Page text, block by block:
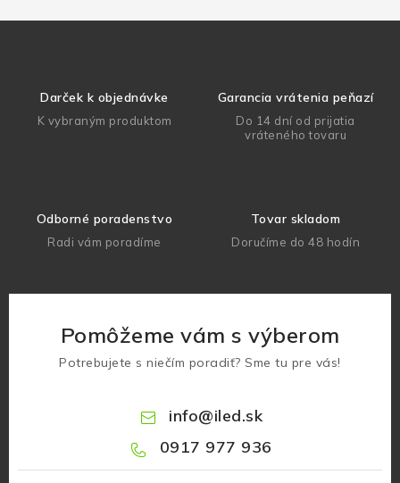
Darček k objednávke
K vybraným produktom
Garancia vrátenia peňazí
Do 14 dní od prijatia
vráteného tovaru
Odborné poradenstvo
Radi vám poradíme
Tovar skladom
Doručíme do 48 hodín
Pomôžeme vám s výberom
Potrebujete s niečím poradiť? Sme tu pre vás!
info@iled.sk
0917 977 936